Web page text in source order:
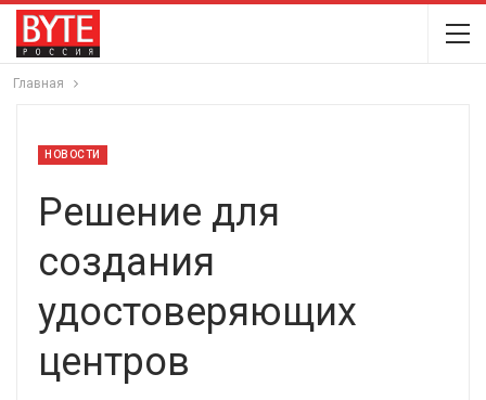
Главная
НОВОСТИ
Решение для
создания
удостоверяющих
центров